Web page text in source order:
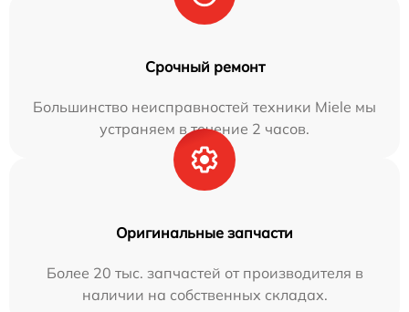
Срочный ремонт
Большинство неисправностей техники Miele мы
устраняем в течение 2 часов.
Оригинальные запчасти
Более 20 тыс. запчастей от производителя в
наличии на собственных складах.